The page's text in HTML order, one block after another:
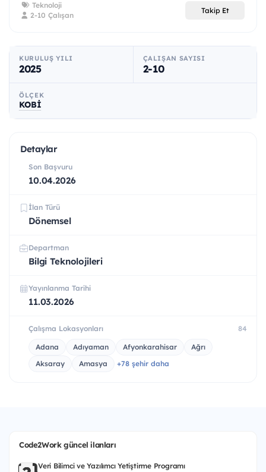
Teknoloji
2-10 Çalışan
Takip Et
KURULUŞ YILI
2025
ÇALIŞAN SAYISI
2-10
ÖLÇEK
KOBİ
Detaylar
Son Başvuru
10.04.2026
İlan Türü
Dönemsel
Departman
Bilgi Teknolojileri
Yayınlanma Tarihi
11.03.2026
Çalışma Lokasyonları 84
Adana Adıyaman Afyonkarahisar
Ağrı
Aksaray
Amasya +78 şehir daha
Code2Work güncel ilanları
Veri Bilimci ve Yazılımcı Yetiştirme Programı